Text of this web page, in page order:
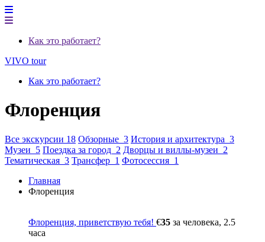
Как это работает?
VIVO tour
Как это работает?
Флоренция
Все экскурсии 18 Обзорные 3 История и архитектура 3
Музеи 5 Поездка за город 2 Дворцы и виллы-музеи 2
Тематическая 3 Трансфер 1 Фотосессия 1
Главная
Флоренция
Флоренция, приветствую тебя! €35 за человека, 2.5
часа